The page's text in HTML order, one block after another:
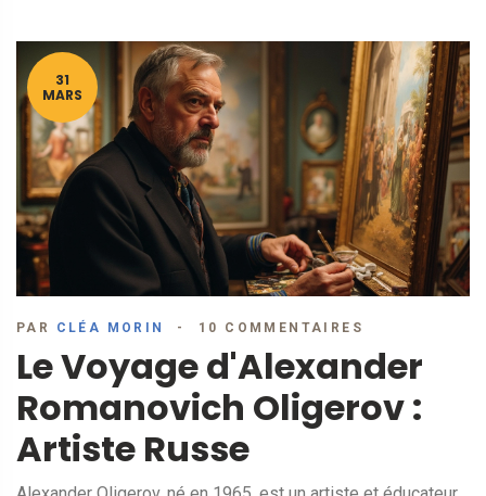
31
MARS
PAR CLÉA MORIN 10 COMMENTAIRES
Le Voyage d'Alexander
Romanovich Oligerov :
Artiste Russe